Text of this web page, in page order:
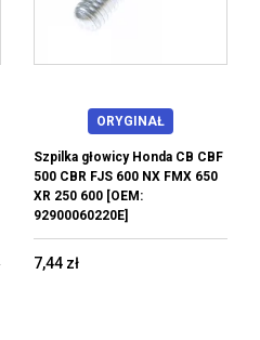
ORYGINAŁ
Szpilka głowicy Honda CB CBF
500 CBR FJS 600 NX FMX 650
XR 250 600 [OEM:
92900060220E]
7,44 zł